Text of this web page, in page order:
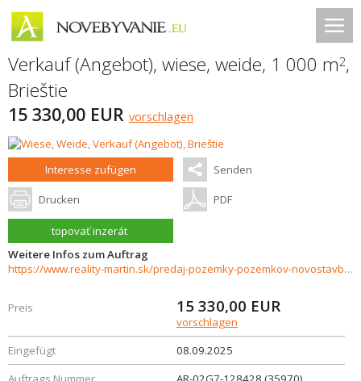
Verkauf (Angebot), wiese, weide, 1 000 m2,
Brieštie
15 330,00 EUR vorschlagen
Interesse zufügen Senden
Drucken PDF
topovať inzerát
Weitere Infos zum Auftrag
https://www.reality-martin.sk/predaj-pozemky-pozemkov-novostavby/Pozemok-na-predaj-Briestie-v-prirode-Turcianskej-kotliny-35970/?utm_source=areality&utm_medium=xml&utm_term=35970&utm_content=chalupa&utm_campaign=portaly
Preis 15 330,00 EUR
vorschlagen
Eingefügt
08.09.2025